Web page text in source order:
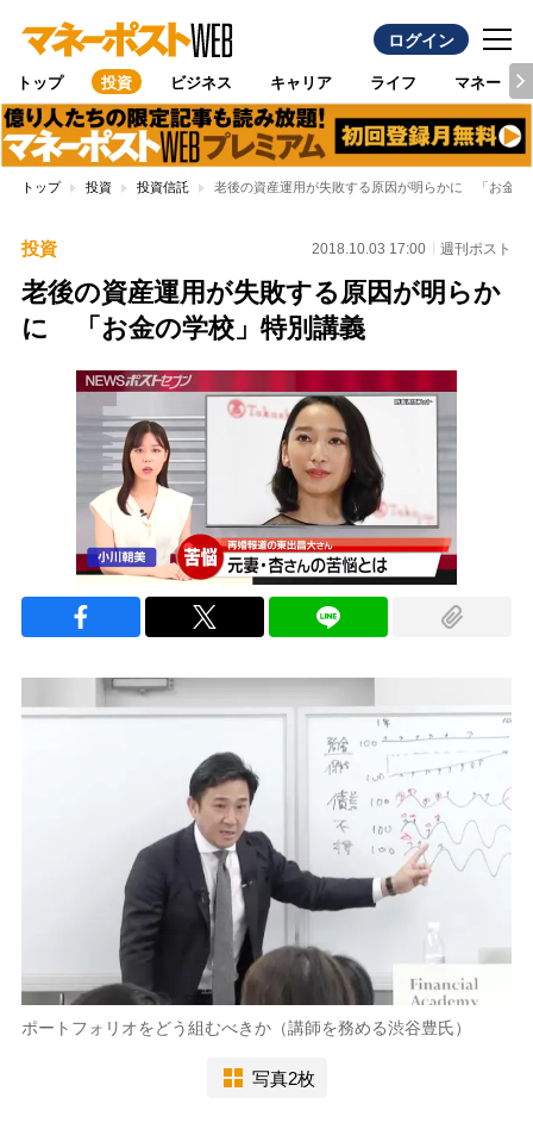
ログイン
トップ 投資 ビジネス キャリア ライフ マネー
トップ 投資 投資信託 老後の資産運用が失敗する原因が明らかに 「お金の
投資 2018.10.03 17:00 週刊ポスト
老後の資産運用が失敗する原因が明らか
に 「お金の学校」特別講義
ポートフォリオをどう組むべきか（講師を務める渋谷豊氏）
写真2枚